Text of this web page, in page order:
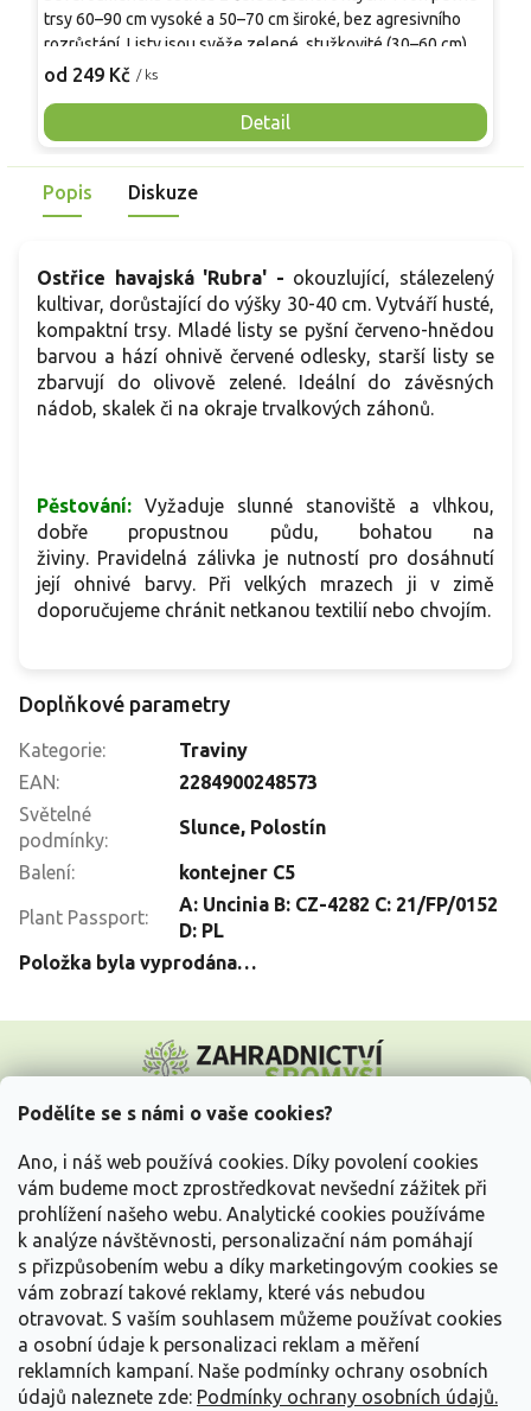
Podělíte se s námi o vaše cookies?
Ano, i náš web používá cookies. Díky povolení cookies
vám budeme moct zprostředkovat nevšední zážitek při
prohlížení našeho webu. Analytické cookies používáme
k analýze návštěvnosti, personalizační nám pomáhají
s přizpůsobením webu a díky marketingovým cookies se
vám zobrazí takové reklamy, které vás nebudou
otravovat. S vaším souhlasem můžeme používat cookies
a osobní údaje k personalizaci reklam a měření
reklamních kampaní. Naše podmínky ochrany osobních
údajů naleznete zde: Podmínky ochrany osobních údajů.
od 249 Kč / ks
Detail
trsy 60–90 cm vysoké a 50–70 cm široké, bez agresivního
rozrůstání. Listy jsou svěže zelené, stužkovité (30–60 cm), v
našich podmínkách bývají polostálezelené podle zimy. V
přecházejí do nápadného plodenství připomínajícího
hvězdici či „palici“, zpočátku zeleného, později slámově
hnědého. Plody často vytrvávají do zimy, hodí se i do vazeb.
Uplatní se u jezírek a v dešťových záhonech, ladí s kosatci,
čechravami a kapradinami.
Popis Diskuze
Ostřice havajská 'Rubra' - okouzlující, stálezelený
kultivar, dorůstající do výšky 30-40 cm. Vytváří husté,
kompaktní trsy. Mladé listy se pyšní červeno-hnědou
barvou a hází ohnivě červené odlesky, starší listy se
zbarvují do olivově zelené. Ideální do závěsných
nádob, skalek či na okraje trvalkových záhonů.
Pěstování: Vyžaduje slunné stanoviště a vlhkou,
dobře propustnou půdu, bohatou na
živiny. Pravidelná zálivka je nutností pro dosáhnutí
její ohnivé barvy. Při velkých mrazech ji v zimě
doporučujeme chránit netkanou textilií nebo chvojím.
Doplňkové parametry
Kategorie:
Traviny
EAN:
2284900248573
Světelné
podmínky:
Slunce, Polostín
Balení: kontejner C5
Plant Passport:
A: Uncinia B: CZ-4282 C: 21/FP/0152
D: PL
Položka byla vyprodána…
p
Vše o nákupu
Informace pro Vás
Kontakujte nás